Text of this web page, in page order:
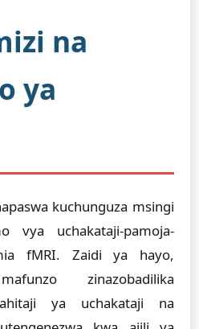
na
ya
kuchunguza msingi
vya uchakataji-pamoja-
fMRI. Zaidi ya hayo,
zinazobadilika
ya uchakataji na